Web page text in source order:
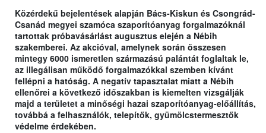
Közérdekű bejelentések alapján Bács-Kiskun és Csongrád-
Csanád megyei szamóca szaporítóanyag forgalmazóknál
tartottak próbavásárlást augusztus elején a Nébih
szakemberei. Az akcióval, amelynek során összesen
mintegy 6000 ismeretlen származású palántát foglaltak le,
az illegálisan működő forgalmazókkal szemben kívánt
fellépni a hatóság. A negatív tapasztalat miatt a Nébih
ellenőrei a következő időszakban is kiemelten vizsgálják
majd a területet a minőségi hazai szaporítóanyag-előállítás,
továbbá a felhasználók, telepítők, gyümölcstermesztők
védelme érdekében.